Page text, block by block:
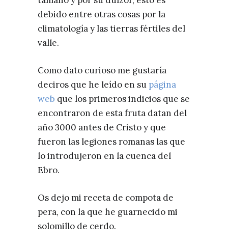
debido entre otras cosas por la
climatología y las tierras fértiles del
valle.
Como dato curioso me gustaría
deciros que he leído en su página
web que los primeros indicios que se
encontraron de esta fruta datan del
año 3000 antes de Cristo y que
fueron las legiones romanas las que
lo introdujeron en la cuenca del
Ebro.
Os dejo mi receta de compota de
pera, con la que he guarnecido mi
solomillo de cerdo.